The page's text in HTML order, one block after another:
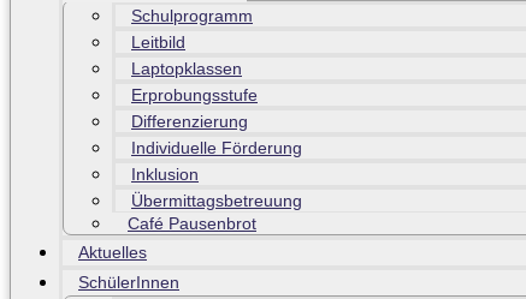
Schulprogramm
Leitbild
Laptopklassen
Erprobungsstufe
Differenzierung
Individuelle Förderung
Inklusion
Übermittagsbetreuung
Café Pausenbrot
Aktuelles
SchülerInnen